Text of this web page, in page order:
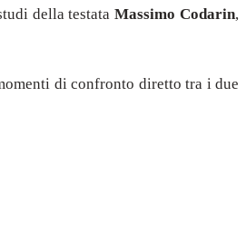
della testataMassimo Codarin,
di confronto diretto tra i due